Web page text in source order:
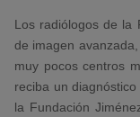
Los radiólogos de la
de imagen
muy pocos centros
reciba un
la Fundación